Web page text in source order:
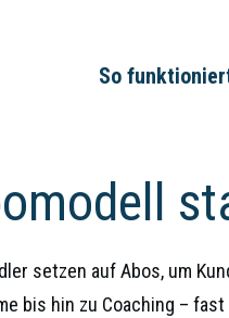
So
setzen auf Abos, um
bis hin zu Coaching –